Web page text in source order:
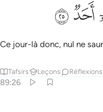
ﱕﱖ
Ce jour-là donc, nul ne
Tafsirs Leçons Réflexions
89:26